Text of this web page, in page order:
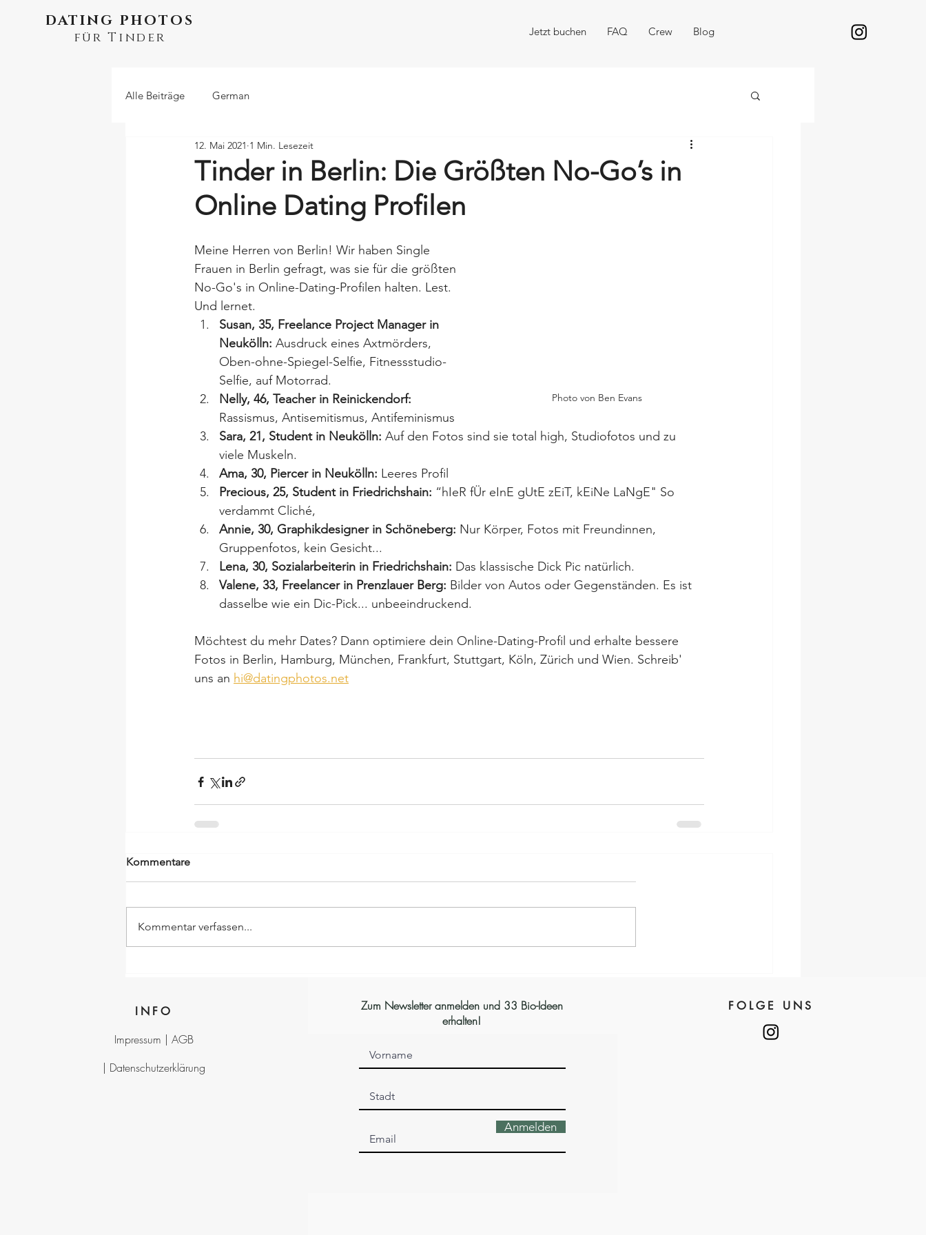
DATING PHOTOS
für Tinder Jetzt buchen FAQ Crew Blog
Alle Beiträge German
Tinder in Berlin: Die Größten No-Go’s in
Online Dating Profilen
12. Mai 2021 1 Min. Lesezeit
Photo von Ben Evans
Meine Herren von Berlin! Wir haben Single
Frauen in Berlin gefragt, was sie für die größten
No-Go's in Online-Dating-Profilen halten. Lest.
Und lernet.
Susan, 35, Freelance Project Manager in
Neukölln: Ausdruck eines Axtmörders,
Oben-ohne-Spiegel-Selfie, Fitnessstudio-
Selfie, auf Motorrad.
Nelly, 46, Teacher in Reinickendorf:
Rassismus, Antisemitismus, Antifeminismus
Sara, 21, Student in Neukölln: Auf den Fotos sind sie total high, Studiofotos und zu
viele Muskeln.
Ama, 30, Piercer in Neukölln: Leeres Profil
Precious, 25, Student in Friedrichshain: “hIeR fÜr eInE gUtE zEiT, kEiNe LaNgE" So
verdammt Cliché,
Annie, 30, Graphikdesigner in Schöneberg: Nur Körper, Fotos mit Freundinnen,
Gruppenfotos, kein Gesicht...
Lena, 30, Sozialarbeiterin in Friedrichshain: Das klassische Dick Pic natürlich.
Valene, 33, Freelancer in Prenzlauer Berg: Bilder von Autos oder Gegenständen. Es ist
dasselbe wie ein Dic-Pick... unbeeindruckend.
Möchtest du mehr Dates? Dann optimiere dein Online-Dating-Profil und erhalte bessere
Fotos in Berlin, Hamburg, München, Frankfurt, Stuttgart, Köln, Zürich und Wien. Schreib'
uns an hi@datingphotos.net
Kommentare
Kommentar verfassen...
INFO
Impressum |AGB
| Datenschutzerklärung
Zum Newsletter anmelden und 33 Bio-Ideen
erhalten!
Anmelden
FOLGE UNS